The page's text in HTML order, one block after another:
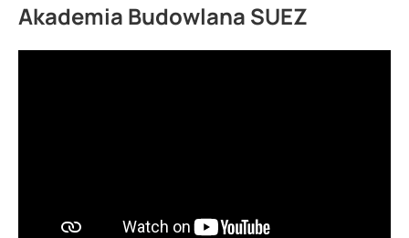
Akademia Budowlana SUEZ